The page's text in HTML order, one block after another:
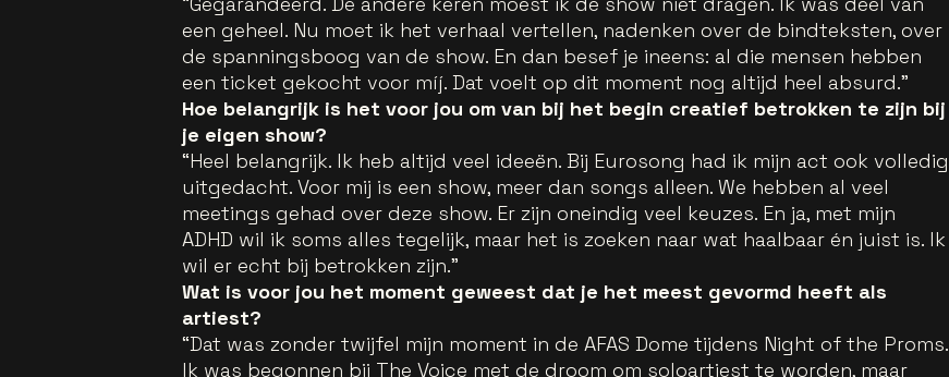
een geheel. Nu moet ik het verhaal vertellen, nadenken over de bindteksten, over
de spanningsboog van de show. En dan besef je ineens: al die mensen hebben
een ticket gekocht voor míj. Dat voelt op dit moment nog altijd heel absurd.”
Hoe belangrijk is het voor jou om van bij het begin creatief betrokken te zijn bij
je eigen show?
“Heel belangrijk. Ik heb altijd veel ideeën. Bij Eurosong had ik mijn act ook volledig
uitgedacht. Voor mij is een show, meer dan songs alleen. We hebben al veel
meetings gehad over deze show. Er zijn oneindig veel keuzes. En ja, met mijn
ADHD wil ik soms alles tegelijk, maar het is zoeken naar wat haalbaar én juist is. Ik
wil er echt bij betrokken zijn.”
Wat is voor jou het moment geweest dat je het meest gevormd heeft als
artiest?
“Dat was zonder twijfel mijn moment in de AFAS Dome tijdens Night of the Proms.
Ik was begonnen bij The Voice met de droom om soloartiest te worden, maar